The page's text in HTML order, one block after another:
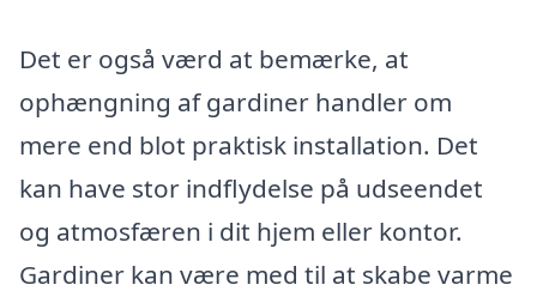
Det er også værd at bemærke, at
ophængning af gardiner handler om
mere end blot praktisk installation. Det
kan have stor indflydelse på udseendet
og atmosfæren i dit hjem eller kontor.
Gardiner kan være med til at skabe varme